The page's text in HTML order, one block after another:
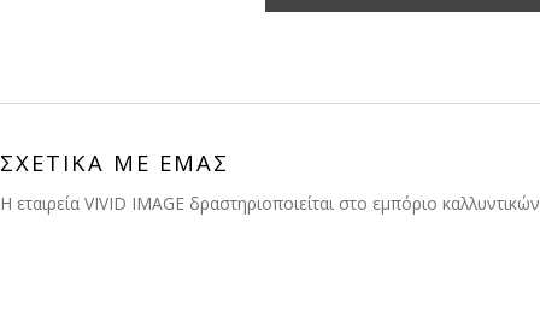
ΣΧΕΤΙΚΑ ΜΕ ΕΜΑΣ
H εταιρεία VIVID IMAGE δραστηριοποιείται στο εμπόριο